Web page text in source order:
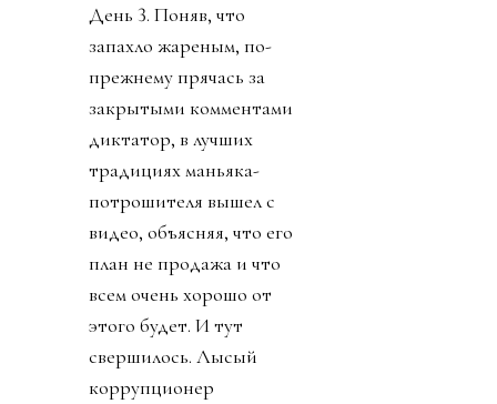
День 3. Поняв, что
запахло жареным, по-
прежнему прячась за
закрытыми комментами
диктатор, в лучших
традициях маньяка-
потрошителя вышел с
видео, объясняя, что его
план не продажа и что
всем очень хорошо от
этого будет. И тут
свершилось. Лысый
коррупционер